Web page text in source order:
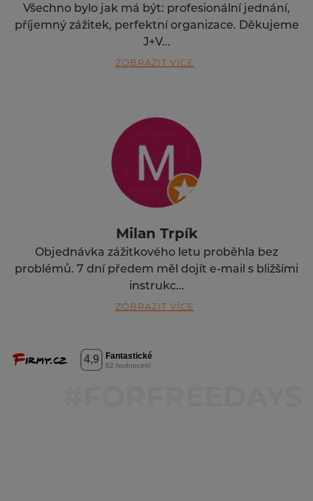
Všechno bylo jak má být: profesionální jednání,
příjemný zážitek, perfektní organizace. Děkujeme
J+V...
ZOBRAZIT VÍCE
Milan Trpík
Objednávka zážitkového letu proběhla bez
problémů. 7 dní předem měl dojít e-mail s bližšími
instrukc...
ZOBRAZIT VÍCE